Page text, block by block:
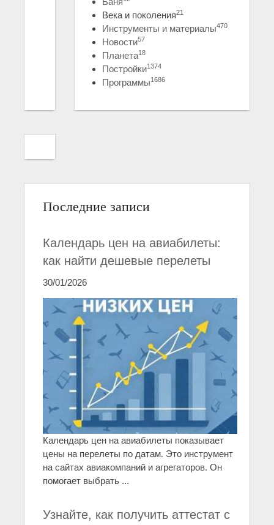
Века и поколения21
Инструменты и материалы470
Новости57
Планета18
Постройки1374
Программы1686
Последние записи
Календарь цен на авиабилеты:
как найти дешевые перелеты
30/01/2026
Календарь цен на авиабилеты показывает
цены на перелеты по датам. Это инструмент
на сайтах авиакомпаний и агрегаторов. Он
помогает выбрать ...
Узнайте, как получить аттестат с